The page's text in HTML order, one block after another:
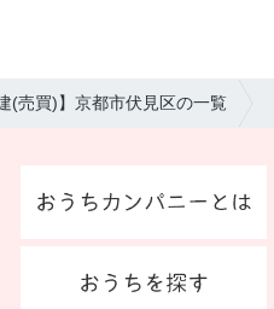
(売買)】京都市伏見区の一覧